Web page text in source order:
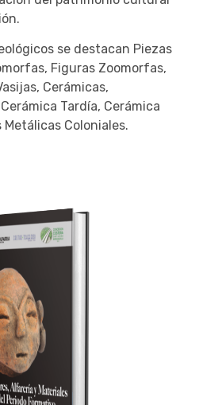
se destacan Piezas
Figuras Zoomorfas,
Cerámicas,
Tardía, Cerámica
Coloniales.